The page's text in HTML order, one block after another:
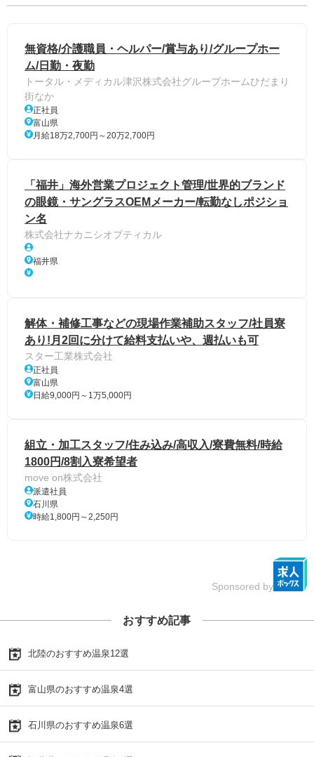
無資格/介護職員・ヘルパー/賞与あり/グループホー
ム/日勤・夜勤
トータル・メディカル津沢株式会社グループホームひだまり
街なか
正社員
富山県
月給18万2,700円～20万2,700円
「福井」海外営業プロジェクト管理/世界的ブランド
の眼鏡・サングラスOEMメーカー/転勤なしポジショ
ン名
株式会社ナカニシオプティカル
福井県
解体・補修工事などの現場作業補助スタッフ/社員寮
あり!月2回に分けて給料支払いや、週払いも可
スター工業株式会社
正社員
富山県
日給9,000円～1万5,000円
組立・加工スタッフ/住み込み/高収入/寮費無料/時給
1800円/8割入寮希望者
move on株式会社
派遣社員
石川県
時給1,800円～2,250円
Sponsored by
おすすめ記事
北陸のおすすめ温泉12選
富山県のおすすめ温泉4選
石川県のおすすめ温泉6選